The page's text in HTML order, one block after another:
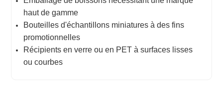
haut de gamme
Bouteilles d'échantillons miniatures à des fins
promotionnelles
Récipients en verre ou en PET à surfaces lisses
ou courbes